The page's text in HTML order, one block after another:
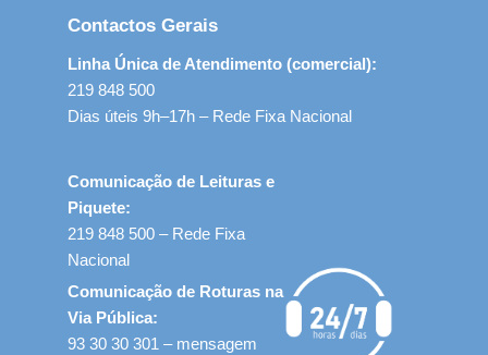
Contactos Gerais
Linha Única de Atendimento (comercial):
219 848 500
Dias úteis 9h–17h – Rede Fixa Nacional
Comunicação de Leituras e
Piquete:
219 848 500 – Rede Fixa
Nacional
Comunicação de Roturas na
Via Pública:
93 30 30 301 – mensagem